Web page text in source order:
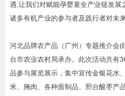
遇,让我们对赋能孕婴童全产业链发展
诸多有机产业的参与者及践行者对未
河北品牌农产品（广州）专题推介会
台市农业农村局承办。此次活动共有
品参与展览展示，集中宣传金银花水
米、腌肉、各种面制品、邢台酸枣产